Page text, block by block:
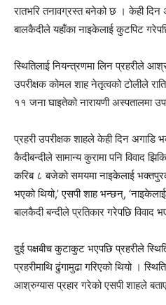
रातभरि तनावग्रस्त बनेको छ । केही दिन
बालकैदीले यहाँका नाइकेलाई कुटपिट
स्थितिलाई नियन्त्रणमा लिन प्रहरीले
उपरीक्षक कोमल शाह नेतृत्वको टोलीले
११ जना घाइतेको नारायणी अस्पतालमा
प्रहरी उपरीक्षक शाहले केही दिन अगाडि
कैदीबन्दीले सामान्य कुरामा पनि विवाद
करिब ८ बजेको समयमा नाइकेलाई
भएको थियो,’ एसपी शाह भन्छन्,
बालकैदी बन्दीले प्रतिकार गरेपछि विवाद
दुई पक्षबीच कुटाकुट भएपछि प्रहरीले
प्रहरीमाथि ढुंगामुढा गरिएको थियो ।
आश्रुग्यास प्रहार गरेको एसपी शाहले